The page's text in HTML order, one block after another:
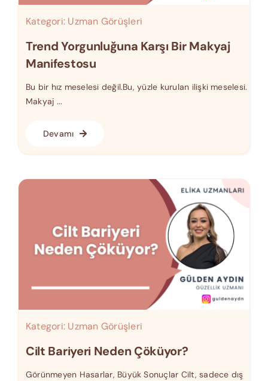
Kategori: Uzman Görüşleri
Trend Yorgunluğuna Karşı Bir Makyaj
Manifestosu
Bu bir hız meselesi değil.Bu, yüzle kurulan ilişki meselesi.
Makyaj ...
Devamı
Kategori: Uzman Görüşleri
Cilt Bariyeri Neden Çöküyor?
Görünmeyen Hasarlar, Büyük Sonuçlar Cilt, sadece dış